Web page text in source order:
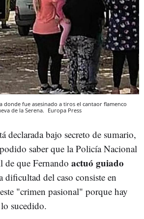
donde fue asesinado a tiros el cantaor flamenco
de la Serena. Europa Press
declarada bajo secreto de sumario,
saber que la Policía Nacional
de que Fernando actuó guiado
dificultad del caso consiste en
"crimen pasional" porque hay
sucedido.